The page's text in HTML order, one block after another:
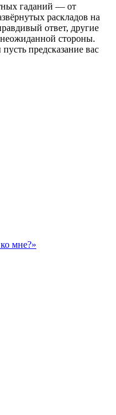
гаданий — от
раскладов на
ответ, другие
стороны.
предсказание вас
мне?»